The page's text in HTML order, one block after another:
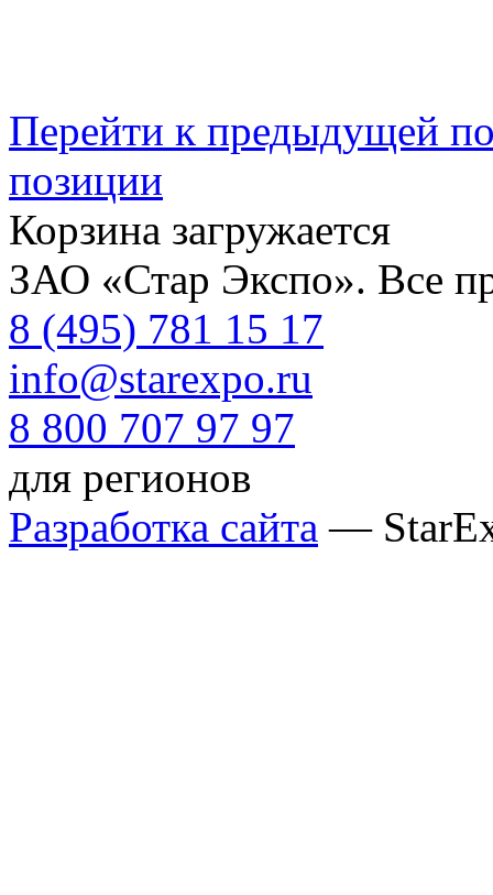
Перейти к предыдущей
позиции
Корзина загружается
ЗАО «Стар Экспо». Все
8 (495) 781 15 17
info@starexpo.ru
8 800 707 97 97
для регионов
Разработка сайта —